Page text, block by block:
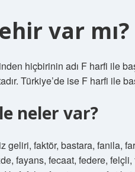
var mı?
hiçbirinin adı F harfi ile
Türkiye’de ise F harfi ile
neler var?
geliri, faktör, bastara, fanila,
fayans, fecaat, federe,